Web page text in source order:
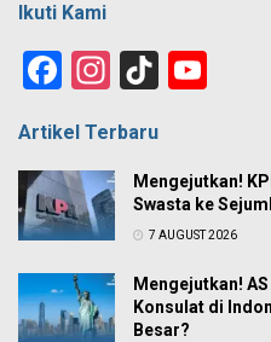
Ikuti Kami
Facebook
Instagram
TikTok
Artikel Terbaru
Mengejutkan!
Swasta ke
7 AUGUST 2026
Mengejutkan!
Konsulat di
Besar?